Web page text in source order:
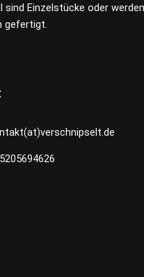
sind Einzelstücke oder
gefertigt.